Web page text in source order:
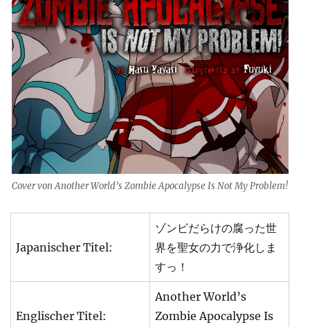
Cover von Another World’s Zombie Apocalypse Is Not My Problem!
Japanischer Titel:
ゾンビだらけの腐った世
界を聖女の力で浄化しま
すっ！
Englischer Titel:
Another World’s
Zombie Apocalypse Is